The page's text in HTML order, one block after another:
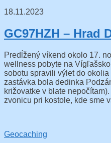
18.11.2023
GC97HZH – Hrad
Predĺžený víkend okolo 17.
wellness pobyte na
sobotu spravili výlet do
zastávka bola dedinka
križovatke v blate
zvonicu pri kostole, kde sme
Geocaching